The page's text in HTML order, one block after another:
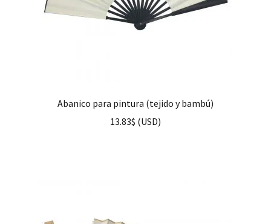
Abanico para pintura (tejido y bambú)
13.83$ (USD)